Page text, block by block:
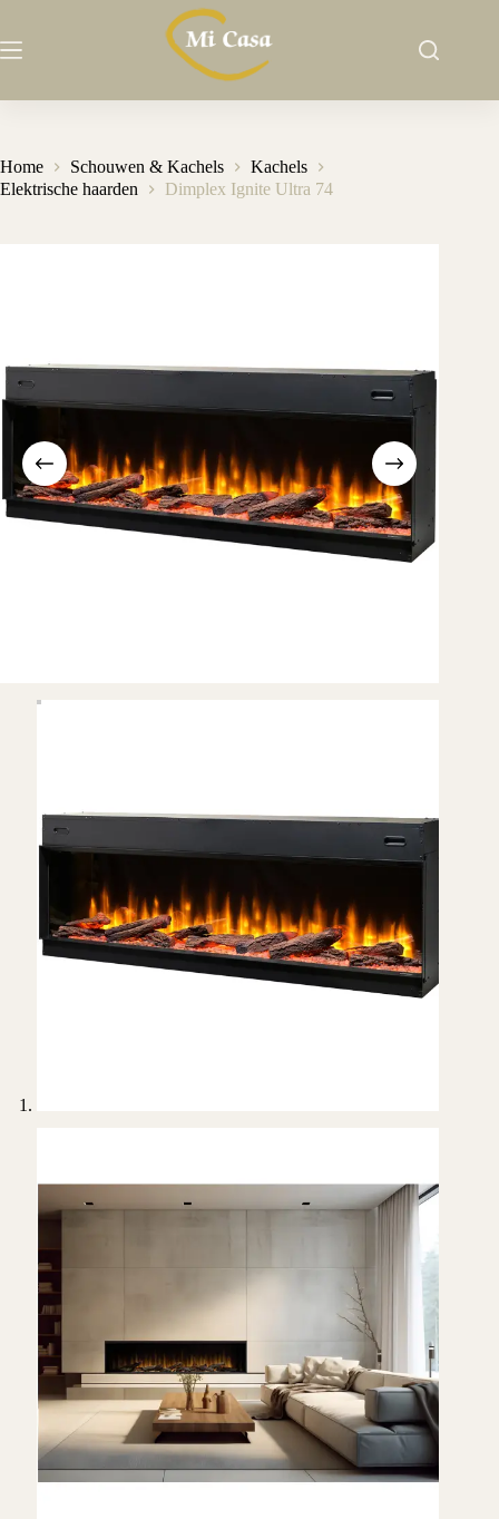
de
Home Schouwen & Kachels
Kachels
Elektrische haarden
Dimplex Ignite Ultra 74